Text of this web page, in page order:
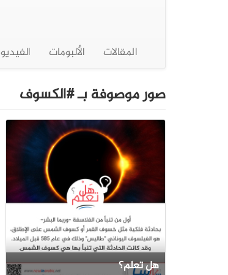
المقالات الألبومات الفيديو
صور موصوفة بـ #الكسوف
هل تعلم؟